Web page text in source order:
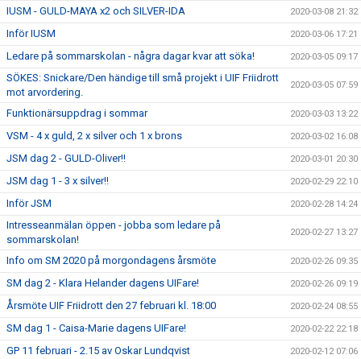
IUSM - GULD-MAYA x2 och SILVER-IDA 2020-03-08 21:32
Inför IUSM 2020-03-06 17:21
Ledare på sommarskolan - några dagar kvar att söka! 2020-03-05 09:17
SÖKES: Snickare/Den händige till små projekt i UIF Friidrott
mot arvordering.
2020-03-05 07:59
Funktionärsuppdrag i sommar 2020-03-03 13:22
VSM - 4 x guld, 2 x silver och 1 x brons 2020-03-02 16:08
JSM dag 2 - GULD-Oliver!! 2020-03-01 20:30
JSM dag 1 - 3 x silver!! 2020-02-29 22:10
Inför JSM 2020-02-28 14:24
Intresseanmälan öppen - jobba som ledare på
sommarskolan!
2020-02-27 13:27
Info om SM 2020 på morgondagens årsmöte 2020-02-26 09:35
SM dag 2 - Klara Helander dagens UIFare! 2020-02-26 09:19
Årsmöte UIF Friidrott den 27 februari kl. 18:00 2020-02-24 08:55
SM dag 1 - Caisa-Marie dagens UIFare! 2020-02-22 22:18
GP 11 februari - 2.15 av Oskar Lundqvist 2020-02-12 07:06